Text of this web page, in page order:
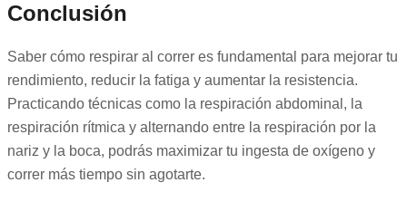
Conclusión
Saber cómo respirar al correr es fundamental para mejorar tu
rendimiento, reducir la fatiga y aumentar la resistencia.
Practicando técnicas como la respiración abdominal, la
respiración rítmica y alternando entre la respiración por la
nariz y la boca, podrás maximizar tu ingesta de oxígeno y
correr más tiempo sin agotarte.